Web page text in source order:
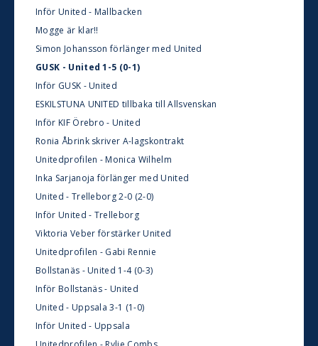
Inför United - Mallbacken
Mogge är klar!!
Simon Johansson förlänger med United
GUSK - United 1-5 (0-1)
Inför GUSK - United
ESKILSTUNA UNITED tillbaka till Allsvenskan
Inför KIF Örebro - United
Ronia Åbrink skriver A-lagskontrakt
Unitedprofilen - Monica Wilhelm
Inka Sarjanoja förlänger med United
United - Trelleborg 2-0 (2-0)
Inför United - Trelleborg
Viktoria Veber förstärker United
Unitedprofilen - Gabi Rennie
Bollstanäs - United 1-4 (0-3)
Inför Bollstanäs - United
United - Uppsala 3-1 (1-0)
Inför United - Uppsala